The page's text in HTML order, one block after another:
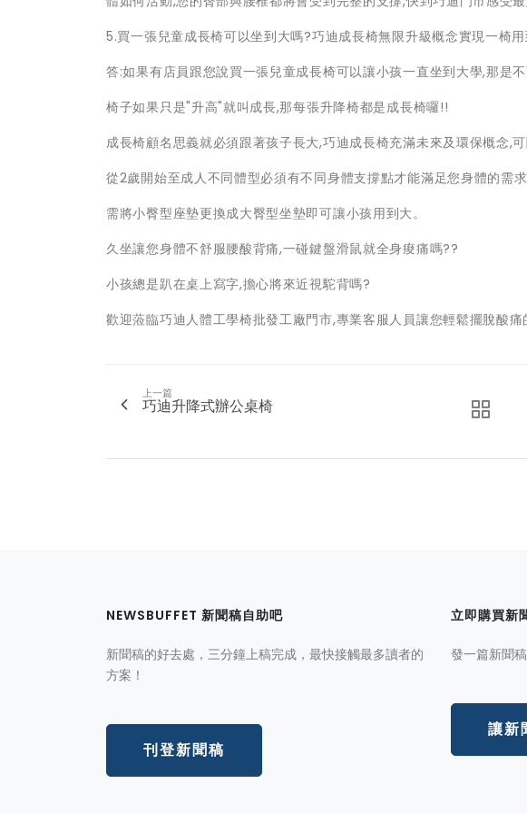
5.買一張兒童成長椅可以坐到大嗎?巧迪成長椅無限升級概念實現一椅
答:如果有店員跟您說買一張兒童成長椅可以讓小孩一直坐到大學,那是
椅子如果只是"升高"就叫成長,那每張升降椅都是成長椅囉!!
成長椅顧名思義就必須跟著孩子長大,巧迪成長椅充滿未來及環保概念,
從2歲開始至成人不同體型必須有不同身體支撐點才能滿足您身體的需
需將小臀型座墊更換成大臀型坐墊即可讓小孩用到大。
久坐讓您身體不舒服腰酸背痛,一碰鍵盤滑鼠就全身痠痛嗎??
小孩總是趴在桌上寫字,擔心將來近視駝背嗎?
歡迎蒞臨巧迪人體工學椅批發工廠門市,專業客服人員讓您輕鬆擺脫酸痛
上一篇
巧迪升降式辦公桌椅
NEWSBUFFET 新聞稿自助吧
新聞稿的好去處，三分鐘上稿完成，最快接觸最多讀者的
方案！
刊登新聞稿
立即購買新
發一篇新聞
讓新